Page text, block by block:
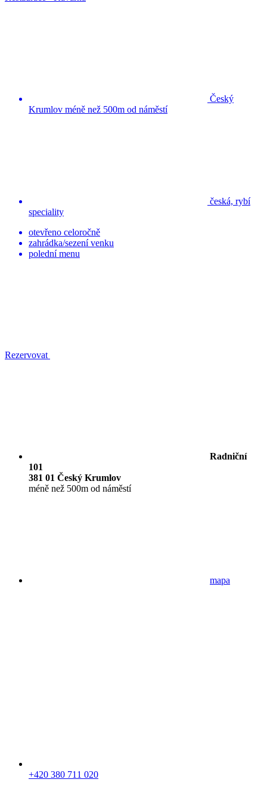
Český
Krumlov méně než 500m od náměstí
česká, rybí
speciality
otevřeno celoročně
zahrádka/sezení venku
polední menu
Rezervovat
Radniční
101
381 01 Český Krumlov
méně než 500m od náměstí
mapa
+420 380 711 020